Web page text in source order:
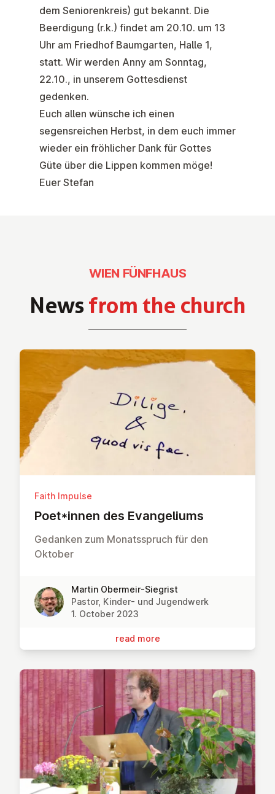
dem Seniorenkreis) gut bekannt. Die
Beerdigung (r.k.) findet am 20.10. um 13
Uhr am Friedhof Baumgarten, Halle 1,
statt. Wir werden Anny am Sonntag,
22.10., in unserem Gottesdienst
gedenken.
Euch allen wünsche ich einen
segensreichen Herbst, in dem euch immer
wieder ein fröhlicher Dank für Gottes
Güte über die Lippen kommen möge!
Euer Stefan
Newsfrom the church
WIEN FÜNFHAUS
Faith Impulse
Poet*innen des Evan­geli­ums
Gedanken zum Monatsspruch für den
Oktober
Martin Obermeir-Siegrist
Pastor, Kinder- und Jugendwerk
1. October 2023
read more